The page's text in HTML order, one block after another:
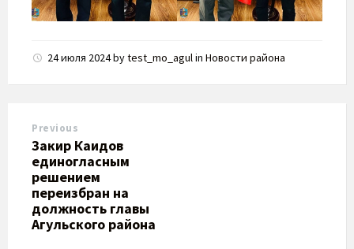
24 июля 2024bytest_mo_agulin Новости района
Previous
Закир Каидов
единогласным
решением
переизбран на
должность главы
Агульского района